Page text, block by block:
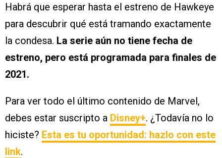
Habrá que esperar hasta el estreno de Hawkeye
para descubrir qué está tramando exactamente
la condesa. La serie aún no tiene fecha de
estreno, pero está programada para finales de
2021.
Para ver todo el último contenido de Marvel,
debes estar suscripto a Disney+. ¿Todavía no lo
hiciste? Esta es tu oportunidad: hazlo con este
link.